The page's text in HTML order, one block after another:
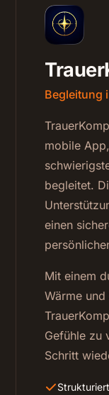
Begleitung
mobile
begleitet.
einen
Mit einem
Wärme
Gefühle zu
Schritt